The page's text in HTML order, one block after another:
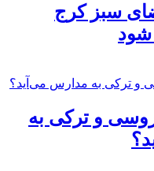
سبز کرج
شود
روسی و ترکی به